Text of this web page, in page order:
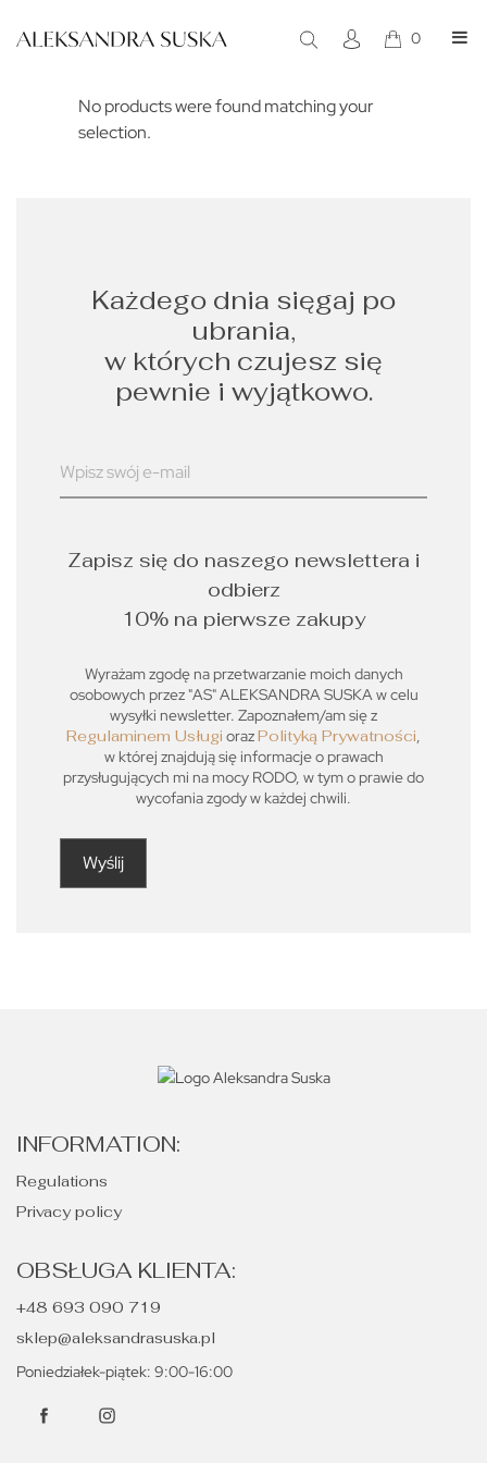
0
Ready to go
No products were found matching your
selection.
Każdego dnia sięgaj po
ubrania,
w których czujesz się
pewnie i wyjątkowo.
Zapisz się do naszego newslettera i
odbierz
10% na pierwsze zakupy
Wyrażam zgodę na przetwarzanie moich danych
osobowych przez "AS" ALEKSANDRA SUSKA w celu
wysyłki newsletter. Zapoznałem/am się z
Regulaminem Usługi orazPolityką Prywatności,
w której znajdują się informacje o prawach
przysługujących mi na mocy RODO, w tym o prawie do
wycofania zgody w każdej chwili.
INFORMATION:
Regulations
Privacy policy
OBSŁUGA KLIENTA:
+48 693 090 719
sklep@aleksandrasuska.pl
Poniedziałek-piątek: 9:00-16:00